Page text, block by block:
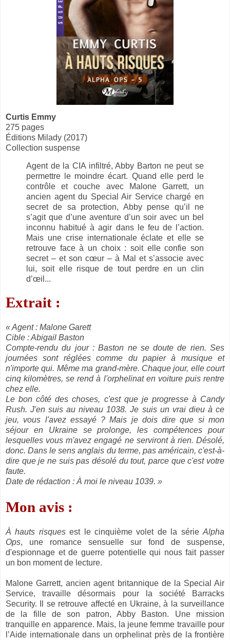
Curtis Emmy
275 pages
Éditions Milady (2017)
Collection suspense
Agent de la CIA infiltré, Abby Barton ne peut se
permettre le moindre écart. Quand elle perd le
contrôle et couche avec Malone Garrett, un
ancien agent du Special Air Service chargé en
secret de sa protection, Abby pense qu’il ne
s’agit que d’une aventure d’un soir avec un bel
inconnu habitué à agir dans le feu de l’action.
Mais une crise internationale éclate et elle se
retrouve face à un choix : soit elle confie son
secret – et son cœur – à Mal et s’associe avec
lui, soit elle risque de tout perdre en un clin
d’œil...
Extrait :
« Agent : Malone Garett
Cible : Abigail Baston
Compte-rendu du jour : Baston ne se doute de rien. Ses
journées sont réglées comme du papier à musique et
n'importe qui. Même ma grand-mère. Chaque jour, elle court
cinq kilomètres, se rend à l'orphelinat en voiture puis rentre
chez elle.
Le bon côté des choses, c'est que je progresse à Candy
Rush. J'en suis au niveau 1038. Je suis un vrai dieu à ce
jeu, vous l'avez essayé ? Mais je dois dire que si mon
séjour en Ukraine se prolonge, les compétences pour
lesquelles vous m'avez engagé ne serviront à rien. Désolé,
donc. Dans le sens anglais du terme, pas américain, c'est-à-
dire que je ne suis pas désolé du tout, parce que c'est votre
faute.
Date de rédaction : À moi le niveau 1039. »
Mon avis :
À hauts risquesest le cinquième volet de la sérieAlpha
Ops, une romance sensuelle sur fond de suspense,
d'espionnage et de guerre potentielle qui nous fait passer
un bon moment de lecture.
Malone Garrett, ancien agent britannique de la Special Air
Service, travaille désormais pour la société Barracks
Security. Il se retrouve affecté en Ukraine, à la surveillance
de la fille de son patron, Abby Baston. Une mission
tranquille en apparence. Mais, la jeune femme travaille pour
l’Aide internationale dans un orphelinat près de la frontière